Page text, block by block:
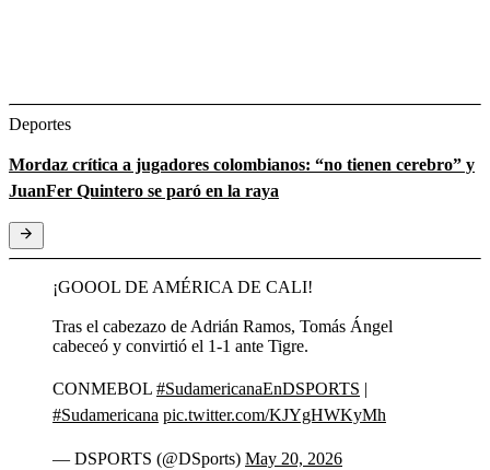
Deportes
Mordaz crítica a jugadores colombianos: “no tienen cerebro” y
JuanFer Quintero se paró en la raya
¡GOOOL DE AMÉRICA DE CALI!
Tras el cabezazo de Adrián Ramos, Tomás Ángel
cabeceó y convirtió el 1-1 ante Tigre.
CONMEBOL #SudamericanaEnDSPORTS |
#Sudamericana pic.twitter.com/KJYgHWKyMh
— DSPORTS (@DSports) May 20, 2026